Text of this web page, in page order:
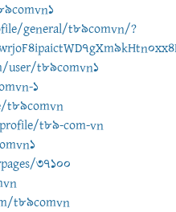
general/t89comvn/?
user/t89comvn1
1
t89comvn
t89-com-vn
37100
t89comvn